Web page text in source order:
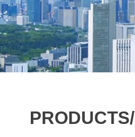
PRODUCTS/